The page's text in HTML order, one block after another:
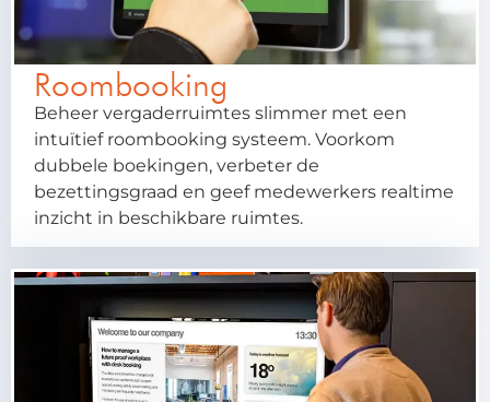
Roombooking
Beheer vergaderruimtes slimmer met een
intuïtief roombooking systeem. Voorkom
dubbele boekingen, verbeter de
bezettingsgraad en geef medewerkers realtime
inzicht in beschikbare ruimtes.